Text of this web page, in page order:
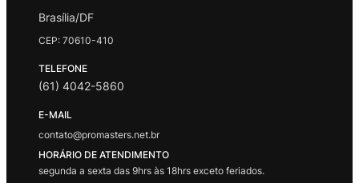
Brasília/DF
CEP: 70610-410
TELEFONE
(61) 4042-5860
E-MAIL
contato@promasters.net.br
HORÁRIO DE ATENDIMENTO
segunda a sexta das 9hrs às 18hrs exceto feriados.